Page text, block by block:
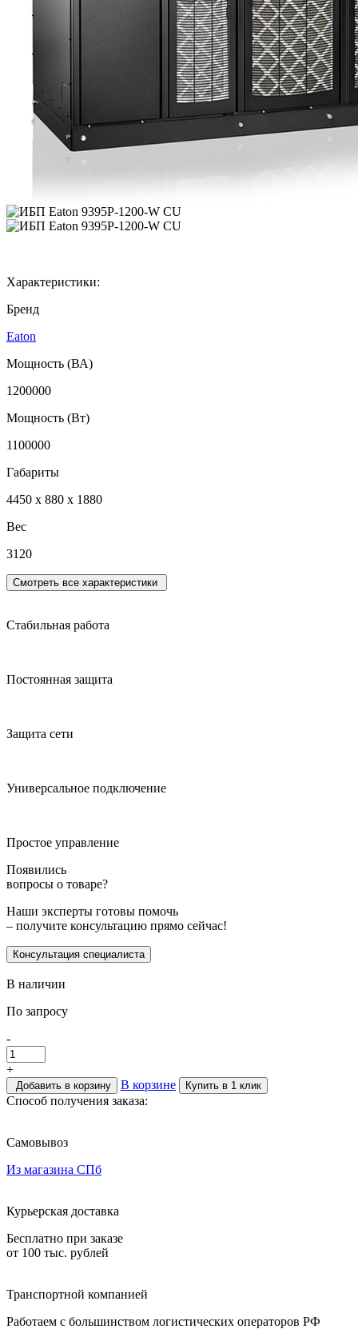
Характеристики:
Бренд
Eaton
Мощность (ВА)
1200000
Мощность (Вт)
1100000
Габариты
4450 x 880 x 1880
Вес
3120
Смотреть все характеристики
Стабильная работа
Постоянная защита
Защита сети
Универсальное подключение
Простое управление
Появились
вопросы о товаре?
Наши эксперты готовы помочь
– получите консультацию прямо сейчас!
Консультация специалиста
В наличии
По запросу
-
+
Добавить в корзину В корзине Купить в 1 клик
Способ получения заказа:
Самовывоз
Из магазина СПб
Курьерская доставка
Бесплатно при заказе
от 100 тыс. рублей
Транспортной компанией
Работаем с большинством логистических операторов РФ